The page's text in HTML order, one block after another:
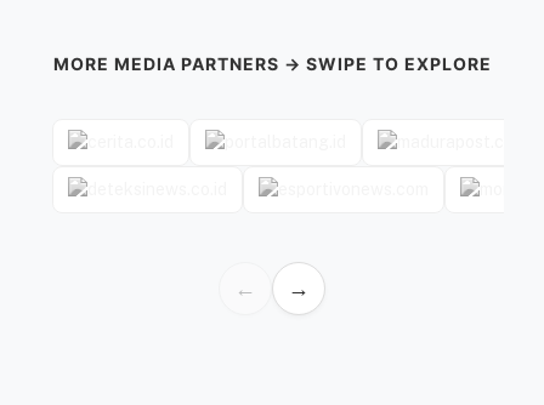
MORE MEDIA PARTNERS → SWIPE TO EXPLORE
← →